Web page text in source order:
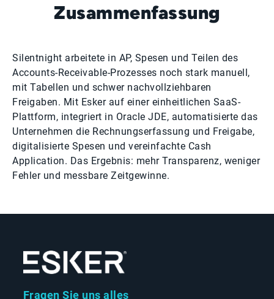
Zusammenfassung
Silentnight arbeitete in AP, Spesen und Teilen des
Accounts-Receivable-Prozesses noch stark manuell,
mit Tabellen und schwer nachvollziehbaren
Freigaben. Mit Esker auf einer einheitlichen SaaS-
Plattform, integriert in Oracle JDE, automatisierte das
Unternehmen die Rechnungserfassung und Freigabe,
digitalisierte Spesen und vereinfachte Cash
Application. Das Ergebnis: mehr Transparenz, weniger
Fehler und messbare Zeitgewinne.
Fragen Sie uns alles